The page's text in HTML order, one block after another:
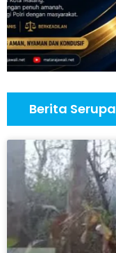
Berita Serupa